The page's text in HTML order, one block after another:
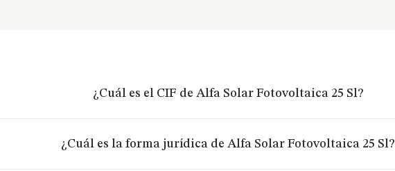
¿Cuál es el CIF de Alfa Solar Fotovoltaica 25 Sl?
¿Cuál es la forma jurídica de Alfa Solar Fotovoltaica 25 Sl?